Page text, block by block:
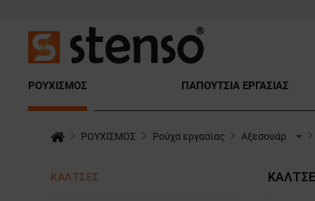
ΡΟΥΧΙΣΜΟΣ ΠΑΠΟΥΤΣΙΑ ΕΡΓΑΣΙΑΣ
ΡΟΥΧΙΣΜΟΣ Ρούχα εργασίας Αξεσουάρ
ΚΆΛΤΣΕΣ